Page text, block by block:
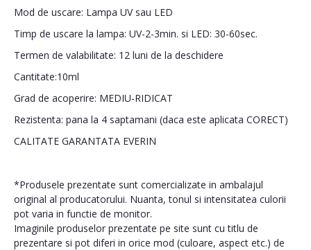
Mod de uscare: Lampa UV sau LED
Timp de uscare la lampa: UV-2-3min. si LED: 30-60sec.
Termen de valabilitate: 12 luni de la deschidere
Cantitate:10ml
Grad de acoperire: MEDIU-RIDICAT
Rezistenta: pana la 4 saptamani (daca este aplicata CORECT)
CALITATE GARANTATA EVERIN
*Produsele prezentate sunt comercializate in ambalajul
original al producatorului. Nuanta, tonul si intensitatea culorii
pot varia in functie de monitor.
Imaginile produselor prezentate pe site sunt cu titlu de
prezentare si pot diferi in orice mod (culoare, aspect etc.) de